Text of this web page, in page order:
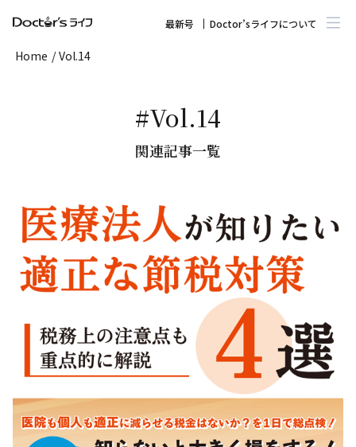
最新号 Doctor’sライフについて
Home /Vol.14
#Vol.14
関連記事一覧